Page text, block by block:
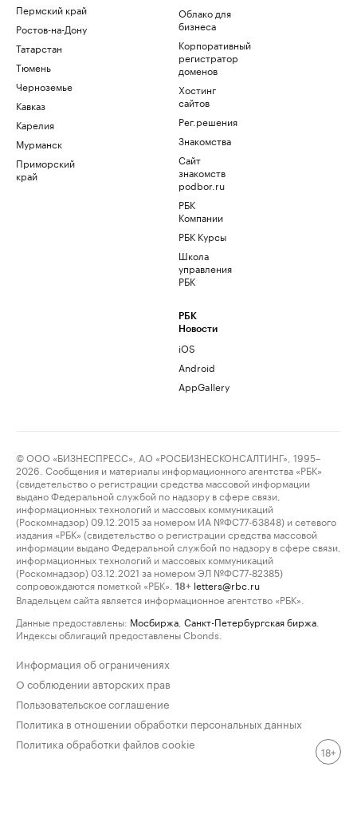
Пермский край
Ростов-на-Дону
Татарстан
Тюмень
Черноземье
Кавказ
Карелия
Мурманск
Приморский
край
Облако для
бизнеса
Корпоративный
регистратор
доменов
Хостинг
сайтов
Рег.решения
Знакомства
Сайт
знакомств
podbor.ru
РБК
Компании
РБК Курсы
Школа
управления
РБК
РБК
Новости
iOS
Android
AppGallery
© ООО «БИЗНЕСПРЕСС», АО «РОСБИЗНЕСКОНСАЛТИНГ», 1995–
2026. Сообщения и материалы информационного агентства «РБК»
(свидетельство о регистрации средства массовой информации
выдано Федеральной службой по надзору в сфере связи,
информационных технологий и массовых коммуникаций
(Роскомнадзор) 09.12.2015 за номером ИА №ФС77-63848) и сетевого
издания «РБК» (свидетельство о регистрации средства массовой
информации выдано Федеральной службой по надзору в сфере связи,
информационных технологий и массовых коммуникаций
(Роскомнадзор) 03.12.2021 за номером ЭЛ №ФС77-82385)
сопровождаются пометкой «РБК».
18+ letters@rbc.ru
Владельцем сайта является информационное агентство «РБК».
Данные предоставлены: Мосбиржа Санкт-Петербургская биржа
Индексы облигаций предоставлены Cbonds.
Информация об ограничениях
О соблюдении авторских прав
Пользовательское соглашение
Политика в отношении обработки персональных данных
Политика обработки файлов cookie
18+